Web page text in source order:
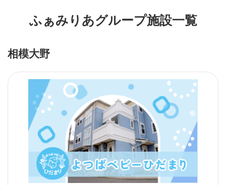
ふぁみりあグループ施設一覧
相模大野